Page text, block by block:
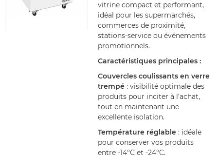
vitrine compact et performant,
idéal pour les supermarchés,
commerces de proximité,
stations-service ou événements
promotionnels.
Caractéristiques principales :
Couvercles coulissants en verre
trempé : visibilité optimale des
produits pour inciter à l’achat,
tout en maintenant une
excellente isolation.
Température réglable : idéale
pour conserver vos produits
entre -14°C et -24°C.